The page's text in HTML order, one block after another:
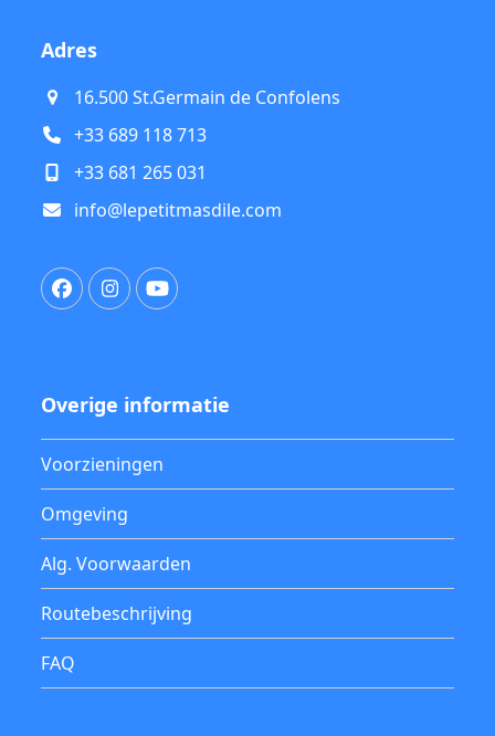
Adres
16.500 St.Germain de Confolens
+33 689 118 713
+33 681 265 031
info@lepetitmasdile.com
FacebookInstagram
YouTube
Overige informatie
Voorzieningen
Omgeving
Alg. Voorwaarden
Routebeschrijving
FAQ